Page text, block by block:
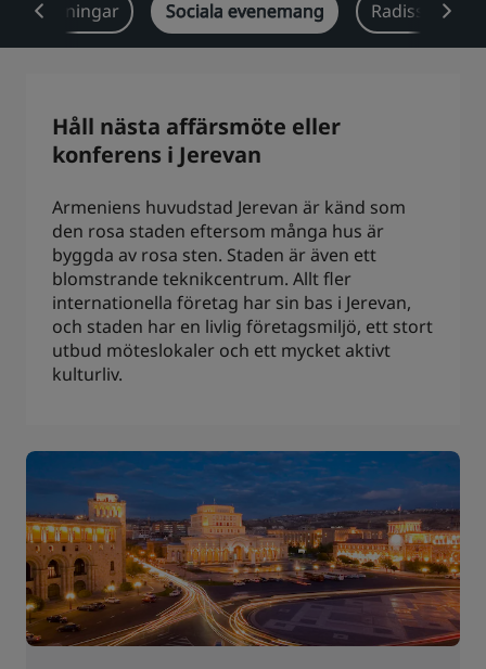
Park Plaza Park Inn by Radisson
Prize by Radisson
Närstående företag i Kina
Jin Jiang
Kunlun Golden Tulip
Besök vår blogg
Sociala evenemang Radisson
Håll nästa affärsmöte eller
konferens i Jerevan
Armeniens huvudstad Jerevan är känd som
den rosa staden eftersom många hus är
byggda av rosa sten. Staden är även ett
blomstrande teknikcentrum. Allt fler
internationella företag har sin bas i Jerevan,
och staden har en livlig företagsmiljö, ett stort
utbud möteslokaler och ett mycket aktivt
kulturliv.